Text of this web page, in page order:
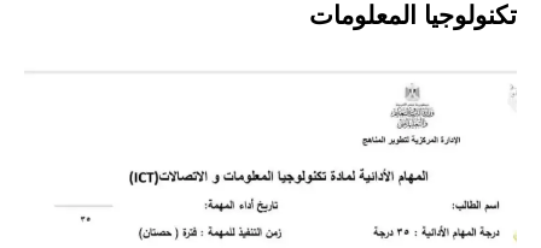
تكنولوجيا المعلومات